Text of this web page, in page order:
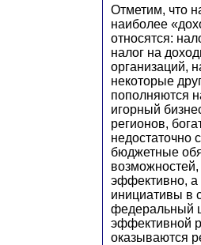
Отметим, что
наиболее
относятся:
налог на
организаций,
некоторые
пополняются
игорный
регионов,
недостаточно
бюджетные
эффективно, а
инициативы в
федеральный
эффективной
оказываются